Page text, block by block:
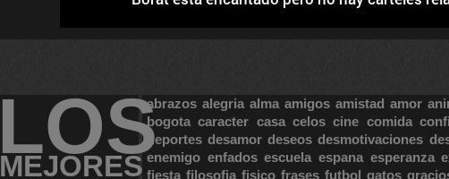
LOS
MEJORES
abrazos alegria alma amigos amistad amor
bogota caracter casa celos cine comida
deportes desamor deseos desmotivaciones
enemigo enfados escuela espana esperanza
fiesta filosofia fisico frases futbol gatos